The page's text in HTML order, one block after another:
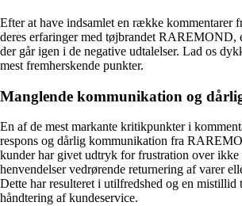
Efter at have indsamlet en række kommentarer
deres erfaringer med tøjbrandet RAREMOND,
der går igen i de negative udtalelser. Lad os
mest fremherskende punkter.
Manglende kommunikation og
En af de mest markante kritikpunkter i
respons og dårlig kommunikation fra
kunder har givet udtryk for frustration over ikke
henvendelser vedrørende returnering af varer
Dette har resulteret i utilfredshed og en mistillid
håndtering af kundeservice.